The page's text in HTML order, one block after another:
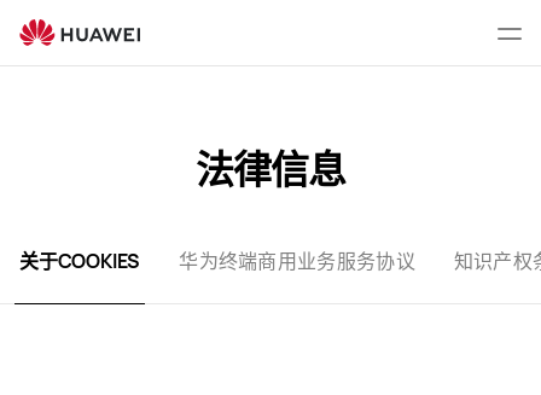
Cookies
打
法律信息
关于COOKIES 华为终端商用业务服务协议 知识产权